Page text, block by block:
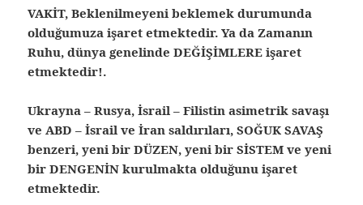
VAKİT, Beklenilmeyeni beklemek durumunda
olduğumuza işaret etmektedir. Ya da Zamanın
Ruhu, dünya genelinde DEĞİŞİMLERE işaret
etmektedir!.
Ukrayna – Rusya, İsrail – Filistin asimetrik savaşı
ve ABD – İsrail ve İran saldırıları, SOĞUK SAVAŞ
benzeri, yeni bir DÜZEN, yeni bir SİSTEM ve yeni
bir DENGENİN kurulmakta olduğunu işaret
etmektedir.